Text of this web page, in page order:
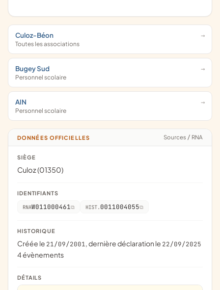
Culoz-Béon
Toutes les associations
Bugey Sud
Personnel scolaire
AIN
Personnel scolaire
DONNÉES OFFICIELLES Sources / RNA
SIÈGE
Culoz (01350)
IDENTIFIANTS
RNAW011000461 HIST. 0011004055
HISTORIQUE
Créée le 21/09/2001, dernière déclaration le 22/09/2025
4 évènements
DÉTAILS